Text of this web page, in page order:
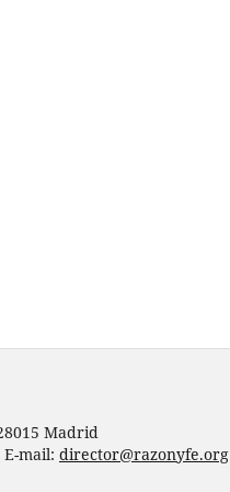
Madrid
mail: director@razonyfe.org